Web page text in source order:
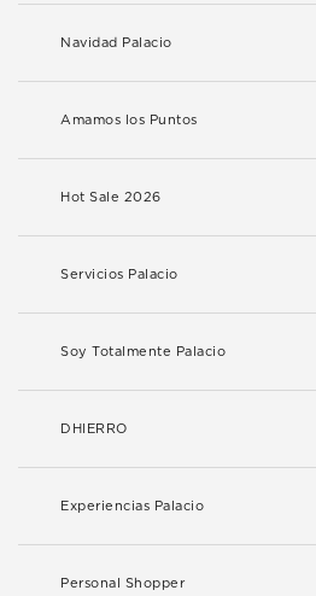
Navidad Palacio
Amamos los Puntos
Hot Sale 2026
Servicios Palacio
Soy Totalmente Palacio
DHIERRO
Experiencias Palacio
Personal Shopper